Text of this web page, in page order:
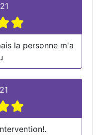
la personne m'a